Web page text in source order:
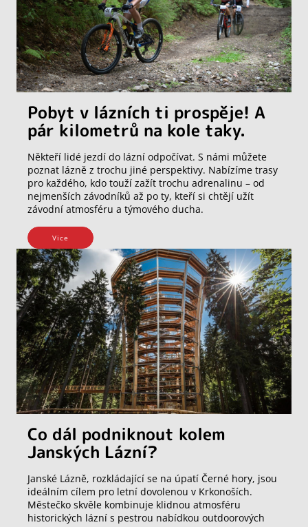
Pobyt v lázních ti prospěje! A
pár kilometrů na kole taky.
Někteří lidé jezdí do lázní odpočívat. S námi můžete
poznat lázně z trochu jiné perspektivy. Nabízíme trasy
pro každého, kdo touží zažít trochu adrenalinu – od
nejmenších závodníků až po ty, kteří si chtějí užít
závodní atmosféru a týmového ducha.
Vice
Co dál podniknout kolem
Janských Lázní?
Janské Lázně, rozkládající se na úpatí Černé hory, jsou
ideálním cílem pro letní dovolenou v Krkonoších.
Městečko skvěle kombinuje klidnou atmosféru
historických lázní s pestrou nabídkou outdoorových